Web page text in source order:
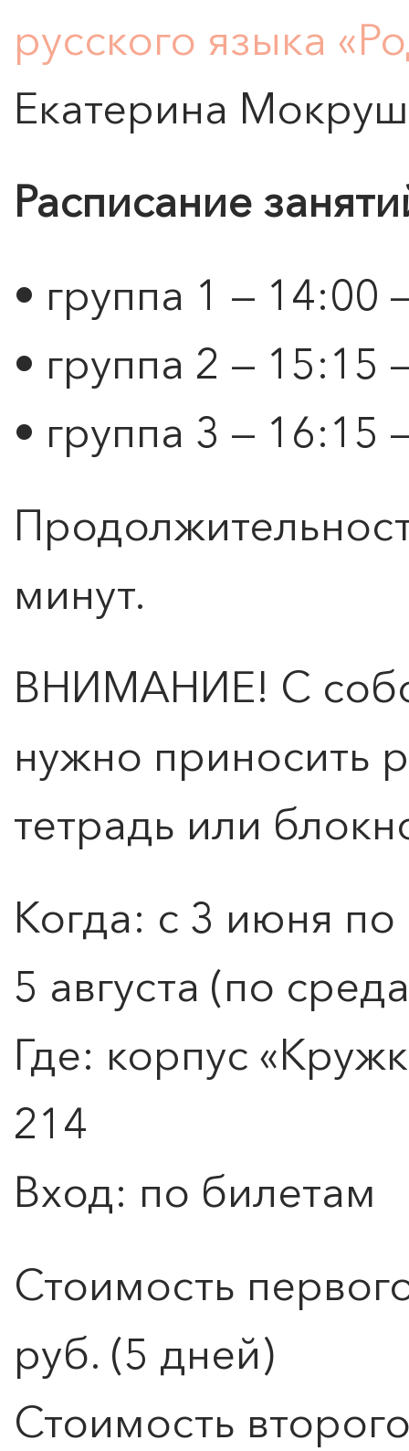
ПОИСК ПО МЕРОПРИЯТИЯМ
русского языка
Екатерина
Расписание
• группа 1 — 14:00
• группа 2 — 15:15
• группа 3 — 16:15
минут.
ВНИМАНИЕ! С
нужно приносить
тетрадь или
Когда: с 3 июня
5 августа (по
Где: корпус
214
Вход: по билетам
Стоимость
руб. (5 дней)
Стоимость
ЧТО ЗНАЕТ О ЛЮБВИ
ЛЮБОВЬ… Концерт Анны
Подробнее